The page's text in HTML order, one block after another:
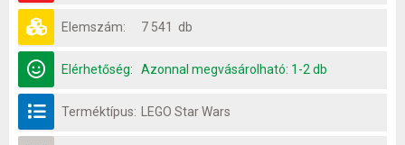
Elemszám: 7 541 db
Elérhetőség: Azonnal megvásárolható: 1-2 db
Terméktípus: LEGO Star Wars